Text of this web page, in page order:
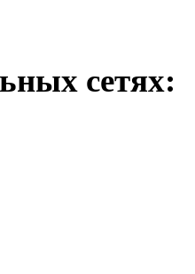
сетях: